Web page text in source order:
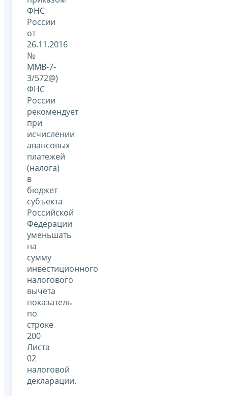
ФНС
России
от
26.11.2016
№
ММВ-7-
3/572@)
ФНС
России
рекомендует
при
исчислении
авансовых
платежей
(налога)
в
бюджет
субъекта
Российской
Федерации
уменьшать
на
сумму
инвестиционного
налогового
вычета
показатель
по
строке
200
Листа
02
налоговой
декларации.